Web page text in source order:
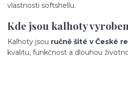
vlastnosti softshellu.
Kde jsou kalhoty
Kalhoty jsou ručně šité v České
kvalitu, funkčnost a dlouhou